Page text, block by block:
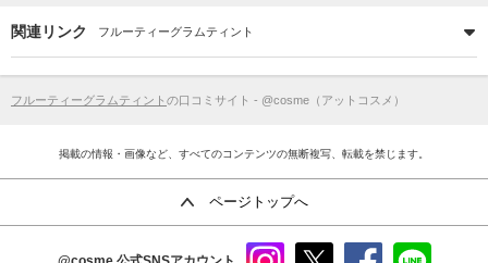
関連リンク フルーティーグラムティント
フルーティーグラムティント の口コミサイト - @cosme（アットコスメ）
掲載の情報・画像など、すべてのコンテンツの無断複写、転載を禁じます。
ページトップへ